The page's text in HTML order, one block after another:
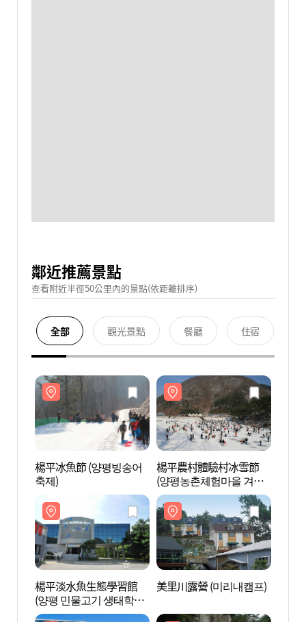
鄰近推薦景點
查看附近半徑50公里內的景點(依距離排序)
全部 觀光景點 餐廳 住宿
楊平冰魚節 (양평빙송어
축제)
楊平農村體驗村冰雪節
(양평농촌체험마을 겨울
얼음축제)
楊平淡水魚生態學習館
(양평 민물고기 생태학습
관)
美里川露營 (미리내캠프)